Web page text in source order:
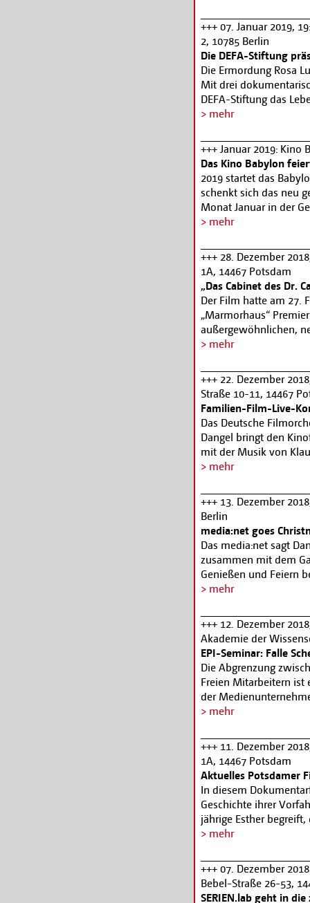
Agenda der EU sein
untersuchen. Die
berlinbrandenburg
erforderlich:
+++ 07. Januar 2019,
2, 10785 Berlin
Die DEFA-Stiftung
Die Ermordung Rosa
Mit drei
DEFA-Stiftung das
Drescher skizziert in
Lebensweg. Róza
assoziativen
Lebens- und
und Gefühlswelt. Das
offizielle
Wilhelm Pieck. DER
ein spannendes
Mordprozess von
> mehr
+++ Januar 2019: Kino
Das Kino Babylon
2019 startet das
schenkt sich das neu
Monat Januar in der
Berlin“ elf große
„Nosferatu“
20:00, 27.1. 19:00)
Geburtstag am 29.
Hollywood-Film des
zeigt die Reihe
1927 bis 1978 sowie
Maximilian Schell und
Enkels J. David Riva.
> mehr
+++ 28. Dezember
1A, 14467 Potsdam
„Das Cabinet des Dr.
Der Film hatte am 27.
„Marmorhaus“
außergewöhnlichen,
verzerrte Kulissen mit
expressionistischen
unheimlichen
Mediums auf einem
welche die Bewohner
Schrecken versetzt.
Filmgeschichte. Am
> mehr
+++ 22. Dezember
Straße 10-11, 14467
Familien-Film-Live-
Das Deutsche
Dangel bringt den
mit der Musik von
Konzertsaal.
> mehr
+++ 13. Dezember
Berlin
media:net goes
Das media:net sagt
zusammen mit dem
Genießen und Feiern
haben wir uns das
ehemaligen
Landesbildstelle
Senatsarchitekt
Sechzigern erbaut
eine Zeitreise
bieten hatte… Alle
bb.de
> mehr
+++ 12. Dezember
Akademie der
EPI-Seminar: Falle
Die Abgrenzung
Freien Mitarbeitern ist
der
Scheinselbständigkeit
Fragen stehen im
Folgen einer
Vertragsgestaltung,
Praxistipps .
> mehr
+++ 11. Dezember
1A, 14467 Potsdam
Aktuelles Potsdamer
In diesem
Geschichte ihrer
jährige Esther
ihrer Heimat, der
wenig Angenehmes -
als Jüdin und
einem Sehnsuchtsort
> mehr
+++ 07. Dezember
Bebel-Straße 26-53,
SERIEN.lab geht in